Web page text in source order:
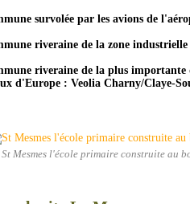
survolée par les avions de
riveraine de la zone
riveraine de la plus importante
d'Europe : Veolia Charny/Claye-
St Mesmes l'école primaire construite au